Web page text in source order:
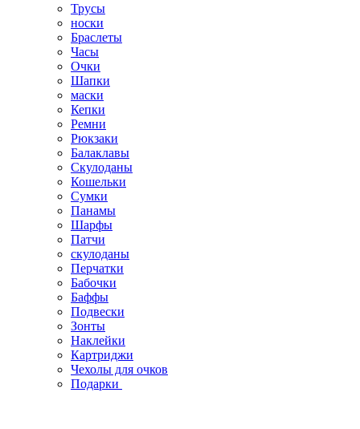
Трусы
носки
Браслеты
Часы
Очки
Шапки
маски
Кепки
Ремни
Рюкзаки
Балаклавы
Скулоданы
Кошельки
Сумки
Панамы
Шарфы
Патчи
скулоданы
Перчатки
Бабочки
Баффы
Подвески
Зонты
Наклейки
Картриджи
Чехолы для очков
Подарки